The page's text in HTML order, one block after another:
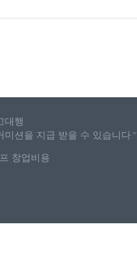
대행
션을 지급 받을 수 있습니다."
창업비용